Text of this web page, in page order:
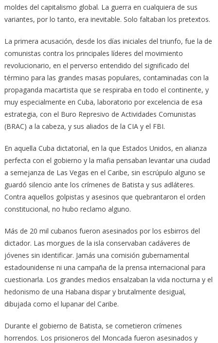
moldes del capitalismo global. La guerra en cualquiera de sus
variantes, por lo tanto, era inevitable. Solo faltaban los pretextos.
La primera acusación, desde los días iniciales del triunfo, fue la de
comunistas contra los principales líderes del movimiento
revolucionario, en el perverso entendido del significado del
término para las grandes masas populares, contaminadas con la
propaganda macartista que se respiraba en todo el continente, y
muy especialmente en Cuba, laboratorio por excelencia de esa
estrategia, con el Buro Represivo de Actividades Comunistas
(BRAC) a la cabeza, y sus aliados de la CIA y el FBI.
En aquella Cuba dictatorial, en la que Estados Unidos, en alianza
perfecta con el gobierno y la mafia pensaban levantar una ciudad
a semejanza de Las Vegas en el Caribe, sin escrúpulo alguno se
guardó silencio ante los crímenes de Batista y sus adláteres.
Contra aquellos golpistas y asesinos que quebrantaron el orden
constitucional, no hubo reclamo alguno.
Más de 20 mil cubanos fueron asesinados por los esbirros del
dictador. Las morgues de la isla conservaban cadáveres de
jóvenes sin identificar. Jamás una comisión gubernamental
estadounidense ni una campaña de la prensa internacional para
cuestionarla. Los grandes medios ensalzaban la vida nocturna y el
hedonismo de una Habana dispar y brutalmente desigual,
dibujada como el lupanar del Caribe.
Durante el gobierno de Batista, se cometieron crímenes
horrendos. Los prisioneros del Moncada fueron asesinados y